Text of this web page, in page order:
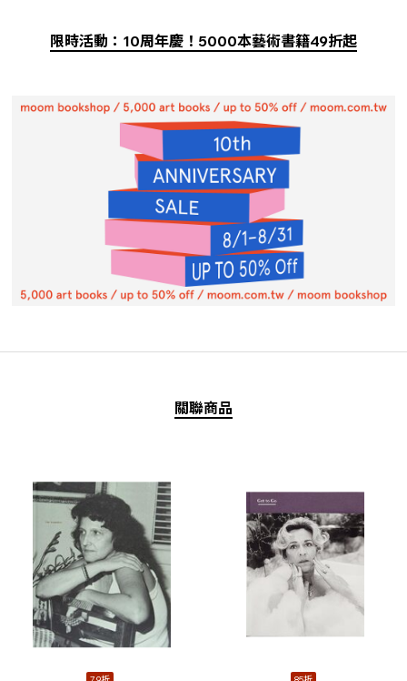
限時活動：10周年慶！5000本藝術書籍49折起
關聯商品